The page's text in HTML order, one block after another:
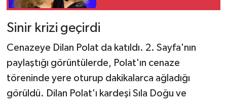
Sinir krizi geçirdi
Cenazeye Dilan Polat da katıldı. 2. Sayfa'nın
paylaştığı görüntülerde, Polat'ın cenaze
töreninde yere oturup dakikalarca ağladığı
görüldü. Dilan Polat'ı kardeşi Sıla Doğu ve